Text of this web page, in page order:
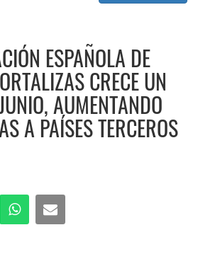
ESPAÑOLA DE
CRECE UN
AUMENTANDO
A PAÍSES TERCEROS